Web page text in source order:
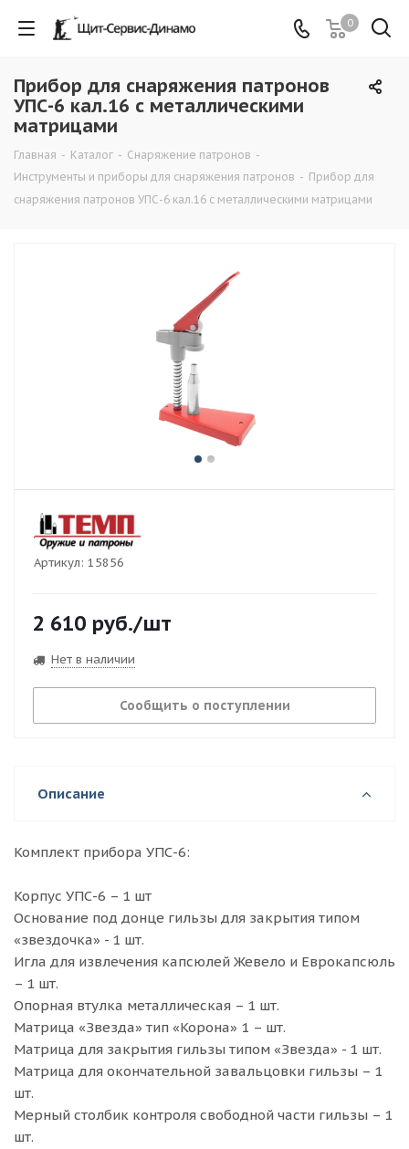
0
Прибор для снаряжения патронов
УПС-6 кал.16 с металлическими
матрицами
Главная - Каталог - Снаряжение патронов -
Инструменты и приборы для снаряжения патронов - Прибор для
снаряжения патронов УПС-6 кал.16 с металлическими матрицами
Артикул: 15856
2 610 руб./шт
Нет в наличии
Сообщить о поступлении
Описание
Комплект прибора УПС-6:
Корпус УПС-6 – 1 шт
Основание под донце гильзы для закрытия типом
«звездочка» - 1 шт.
Игла для извлечения капсюлей Жевело и Еврокапсюль
– 1 шт.
Опорная втулка металлическая – 1 шт.
Матрица «Звезда» тип «Корона» 1 – шт.
Матрица для закрытия гильзы типом «Звезда» - 1 шт.
Матрица для окончательной завальцовки гильзы – 1
шт.
Мерный столбик контроля свободной части гильзы – 1
шт.